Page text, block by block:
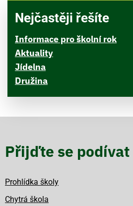
Nejčastěji řešíte
Informace pro školní rok
Aktuality
Jídelna
Družina
Přijďte se podívat
Prohlídka školy
Chytrá škola